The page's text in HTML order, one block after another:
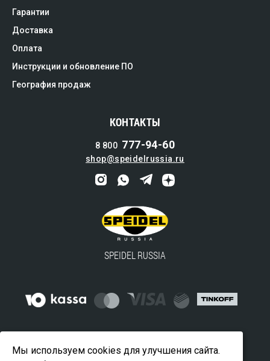
Гарантии
Доставка
Оплата
Инструкции и обновление ПО
География продаж
КОНТАКТЫ
8 800 777-94-60
shop@speidelrussia.ru
SPEIDEL RUSSIA
дистрибьютор SPEIDEL в России
Мы используем cookies для улучшения сайта.